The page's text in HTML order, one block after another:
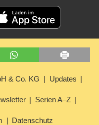
& Co. KG Updates
Serien A–Z
Datenschutz